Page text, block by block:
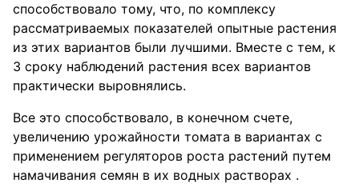
способствовало тому, что, по комплексу
рассматриваемых показателей опытные растения
из этих вариантов были лучшими. Вместе с тем, к
3 сроку наблюдений растения всех вариантов
практически выровнялись.
Все это способствовало, в конечном счете,
увеличению урожайности томата в вариантах с
применением регуляторов роста растений путем
намачивания семян в их водных растворах .